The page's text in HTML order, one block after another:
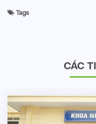
Tags
CÁC